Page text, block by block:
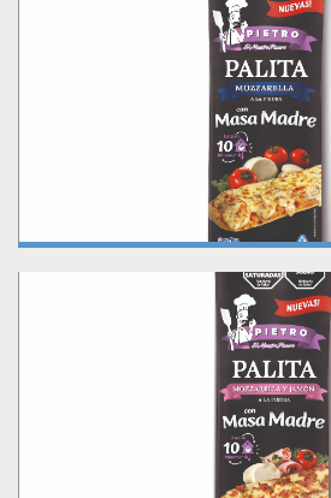
PALITA MUZZARELLA CON
Palita muzzarella con Masa Madre
PALITA MUZARELLA Y
Pizza individual palita muzarella y jamón con